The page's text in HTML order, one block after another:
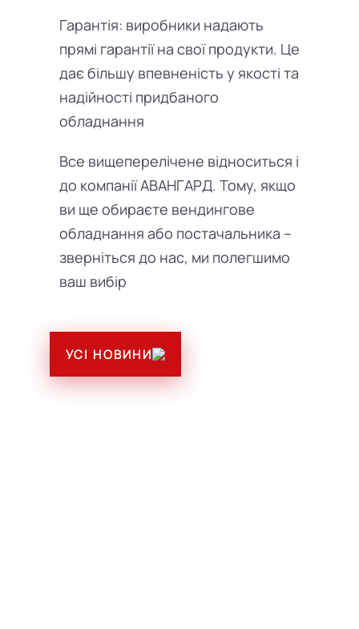
Гарантія: виробники надають
прямі гарантії на свої продукти. Це
дає більшу впевненість у якості та
надійності придбаного
обладнання
Все вищеперелічене відноситься і
до компанії АВАНГАРД. Тому, якщо
ви ще обираєте вендингове
обладнання або постачальника –
зверніться до нас, ми полегшимо
ваш вибір
УСІ НОВИНИ